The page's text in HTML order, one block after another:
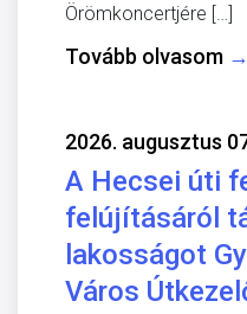
Örömkoncertjére […]
Tovább olvasom →
2026. augusztus
A Hecsei úti
felújításáról
lakosságot
Város